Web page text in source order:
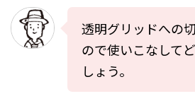
透明グリッドへの
ので使いこなして
しょう。